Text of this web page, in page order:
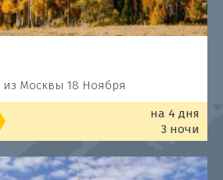
Москвы 18 Ноября
на 4 дня
3 ночи